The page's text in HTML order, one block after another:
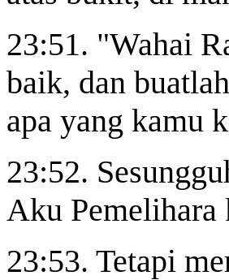
23:51. "Wahai
baik, dan
apa yang kamu
23:52.
Aku
23:53. Tetapi